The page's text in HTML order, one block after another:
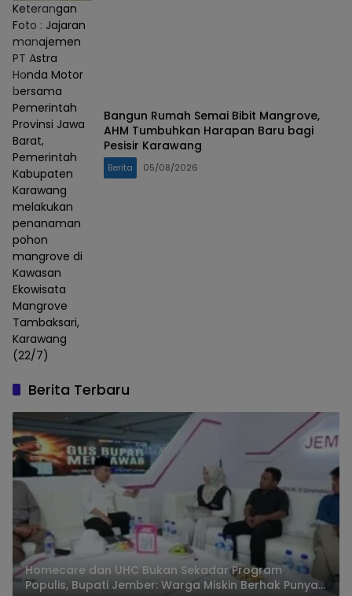
Keterangan
Foto : Jajaran
manajemen
PT Astra
Honda Motor
bersama
Pemerintah
Provinsi Jawa
Barat,
Pemerintah
Kabupaten
Karawang
melakukan
penanaman
pohon
mangrove di
Kawasan
Ekowisata
Mangrove
Tambaksari,
Karawang
(22/7)
Bangun Rumah Semai Bibit Mangrove,
AHM Tumbuhkan Harapan Baru bagi
Pesisir Karawang
Berita 05/08/2026
Berita Terbaru
Homecare dan UHC Bukan Sekadar Program
Populis, Bupati Jember: Warga Miskin Berhak Punya